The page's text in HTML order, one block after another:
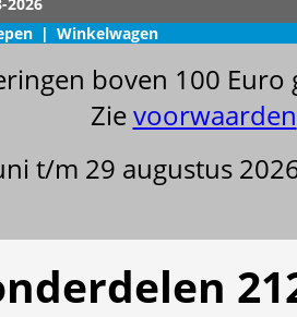
| Winkelwagen
boven 100
Zievoorwaarden
t/m 29 augustus